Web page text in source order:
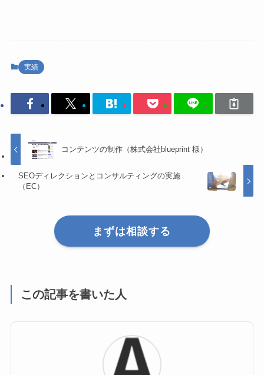
実績
コンテンツの制作（株式会社blueprint 様）
SEOディレクションとコンサルティングの実施
（EC）
まずは相談する
この記事を書いた人